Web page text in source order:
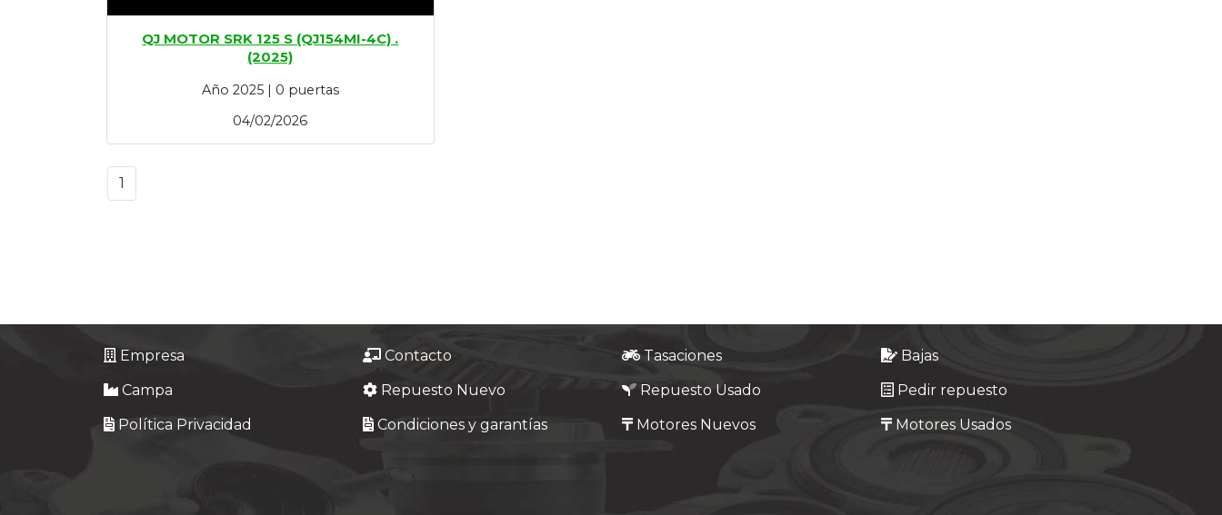
QJ MOTOR SRK 125 S (QJ154MI-4C) .
(2025)
Año 2025 | 0 puertas
04/02/2026
1
Empresa Contacto Tasaciones
Bajas
Campa
Repuesto Nuevo Repuesto Usado
Pedir repuesto
Política Privacidad
Condiciones y garantías Motores Nuevos Motores Usados